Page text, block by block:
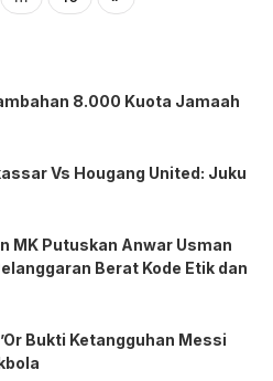
8.000 Kuota Jamaah
Vs Hougang United: Juku
MK Putuskan Anwar Usman
Berat Kode Etik dan
Bukti Ketangguhan Messi